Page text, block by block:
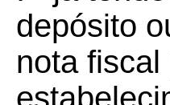
depósito
nota